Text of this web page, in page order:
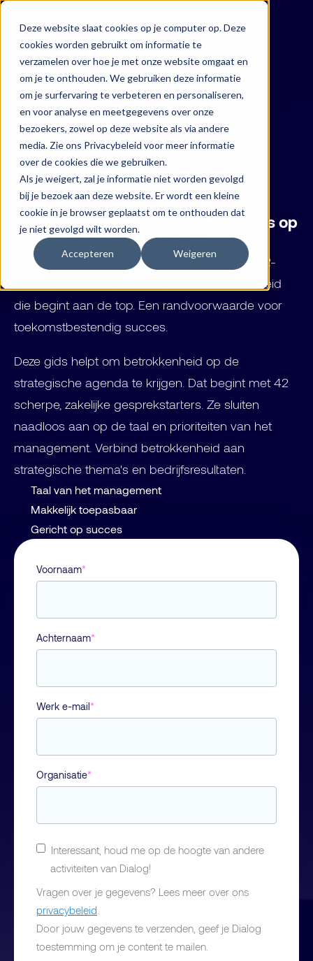
Deze website slaat cookies op je computer op. Deze
cookies worden gebruikt om informatie te
verzamelen over hoe je met onze website omgaat en
om je te onthouden. We gebruiken deze informatie
om je surfervaring te verbeteren en personaliseren,
en voor analyse en meetgegevens over onze
bezoekers, zowel op deze website als via andere
media. Zie ons Privacybeleid voor meer informatie
over de cookies die we gebruiken.
Als je weigert, zal je informatie niet worden gevolgd
bij je bezoek aan deze website. Er wordt een kleine
cookie in je browser geplaatst om te onthouden dat
je niet gevolgd wilt worden.
Accepteren Weigeren
42conversation
starters
Om betrokkenheid van medewerkers op
de directieagenda te zetten
Medewerkersbetrokkenheid is geen 'zacht' HR-
thema, maar een gedeelde verantwoordelijkheid
die begint aan de top. Een randvoorwaarde voor
toekomstbestendig succes.
Deze gids helpt om betrokkenheid op de
strategische agenda te krijgen. Dat begint met 42
scherpe, zakelijke gesprekstarters . Ze sluiten
naadloos aan op de taal en prioriteiten van het
management. Verbind betrokkenheid aan
strategische thema's en bedrijfsresultaten.
Taal van het management
Makkelijk toepasbaar
Gericht op succes
Voornaam*
Achternaam*
Werk e-mail*
Organisatie*
Interessant, houd me op de hoogte van andere
activiteiten van Dialog!
Vragen over je gegevens? Lees meer over ons
privacybeleid
Door jouw gegevens te verzenden, geef je Dialog
toestemming om je content te mailen.